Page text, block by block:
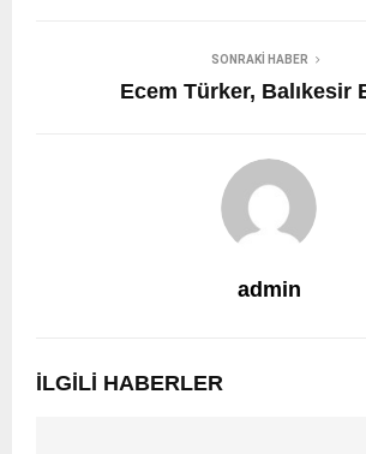
SONRAKI HABER
Ecem Türker, Balıkesir
admin
İLGILI HABERLER